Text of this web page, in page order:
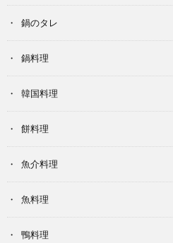
鍋のタレ
鍋料理
韓国料理
餅料理
魚介料理
魚料理
鴨料理